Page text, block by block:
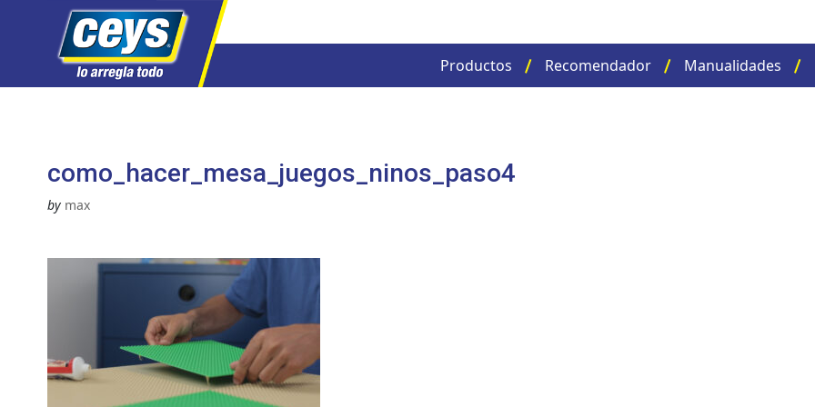
Productos Recomendador Manualidades
como_hacer_mesa_juegos_ninos_paso4
by max